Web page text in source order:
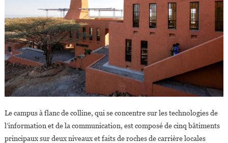
Le campus à flanc de colline, qui se concentre sur les technologies de
l’information et de la communication, est composé de cinq bâtiments
principaux sur deux niveaux et faits de roches de carrière locales